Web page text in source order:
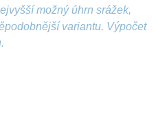
možný úhrn srážek,
variantu. Výpočet